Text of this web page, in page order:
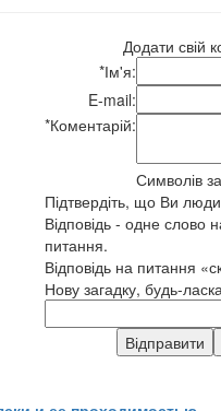
Додати свій
*Ім'я:
E-mail:
*Коментарій:
Символів
Підтвердіть, що Ви
Відповідь - одне слово
питання.
Відповідь на питання
Нову загадку, будь-ласка